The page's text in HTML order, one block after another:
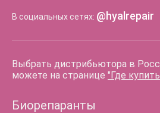
В социальных сетях: @hyalrepair
Выбрать дистрибьютора в
можете на странице "Где
Биорепаранты